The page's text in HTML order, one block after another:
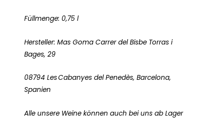
Füllmenge: 0,75 l
Hersteller: Mas Goma Carrer del Bisbe Torras i
Bages, 29
08794 Les Cabanyes del Penedès, Barcelona,
Spanien
Alle unsere Weine können auch bei uns ab Lager